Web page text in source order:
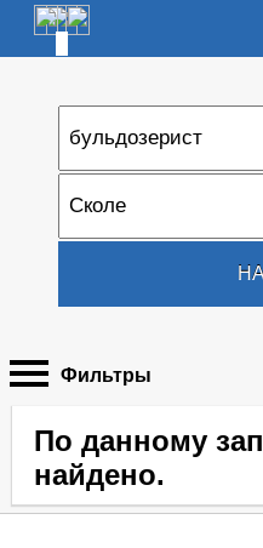
Фильтры
По данному
найдено.